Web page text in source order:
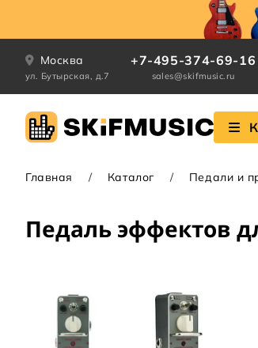
Москва
ул. Бутырская, д.7
+7-495-374-69-16
sales@skifmusic.ru
Главная Каталог Педали и
Педаль эффектов